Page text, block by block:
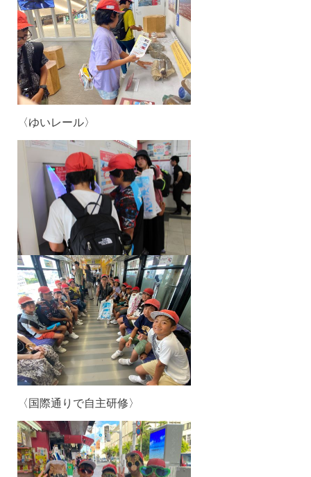
〈ゆいレール〉
〈国際通りで自主研修〉